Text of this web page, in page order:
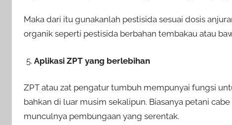
Maka dari itu gunakanlah pestisida sesuai dosis
organik seperti pestisida berbahan tembakau atau
Aplikasi ZPT yang berlebihan
ZPT atau zat pengatur tumbuh mempunyai fungsi
bahkan di luar musim sekalipun. Biasanya petani
munculnya pembungaan yang serentak.